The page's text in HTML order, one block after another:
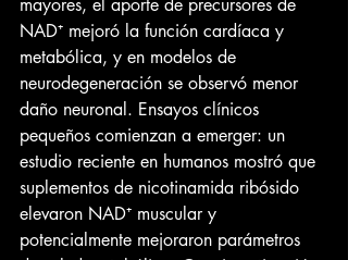
mayores, el aporte de precursores de
NAD⁺ mejoró la función cardíaca y
metabólica, y en modelos de
neurodegeneración se observó menor
daño neuronal. Ensayos clínicos
pequeños comienzan a emerger: un
estudio reciente en humanos mostró que
suplementos de nicotinamida ribósido
elevaron NAD⁺ muscular y
potencialmente mejoraron parámetros